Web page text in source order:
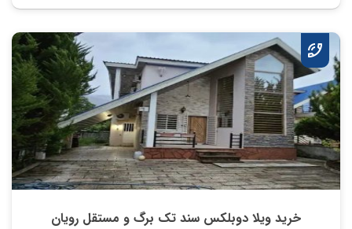
خرید ویلا دوبلکس سند تک برگ و مستقل رویان